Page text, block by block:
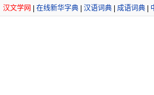
汉文学网 在线新华字典 汉语词典 成语词典